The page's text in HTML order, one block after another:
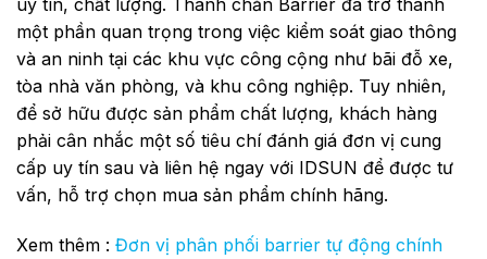
một phần quan trọng trong việc kiểm soát giao thông
và an ninh tại các khu vực công cộng như bãi đỗ xe,
tòa nhà văn phòng, và khu công nghiệp. Tuy nhiên,
để sở hữu được sản phẩm chất lượng, khách hàng
phải cân nhắc một số tiêu chí đánh giá đơn vị cung
cấp uy tín sau và liên hệ ngay với IDSUN để được tư
vấn, hỗ trợ chọn mua sản phẩm chính hãng.
Xem thêm : Đơn vị phân phối barrier tự động chính